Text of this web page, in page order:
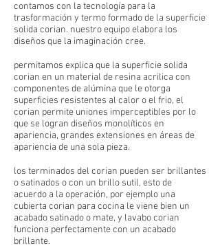
contamos con la tecnología para la
trasformación y termo formado de la superficie
solida corian. nuestro equipo elabora los
diseños que la imaginación cree.
permitamos explica que la superficie solida
corian en un material de resina acrilica con
componentes de alúmina que le otorga
superficies resistentes al calor o el frio, el
corian permite uniones imperceptibles por lo
que se logran diseños monolíticos en
apariencia, grandes extensiones en áreas de
apariencia de una sola pieza.
los terminados del corian pueden ser brillantes
o satinados o con un brillo sutil, esto de
acuerdo a la operación, por ejemplo una
cubierta corian para cocina le viene bien un
acabado satinado o mate, y lavabo corian
funciona perfectamente con un acabado
brillante.